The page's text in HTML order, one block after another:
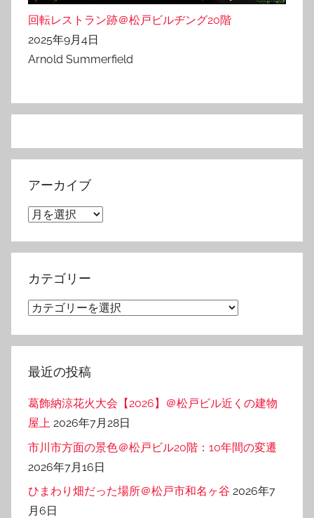
回転レストラン跡＠松戸ビルヂング20階
2025年9月4日
Arnold Summerfield
アーカイブ
ア
カ
イ
カテゴリー
カ
ゴ
リ
最近の投稿
葛飾納涼花火大会【2026】＠松戸ビル近くの建物
屋上 2026年7月28日
市川市方面の景色＠松戸ビル20階：10年間の変遷
2026年7月16日
ひまわり畑だった場所＠松戸市和名ヶ谷 2026年7
月6日